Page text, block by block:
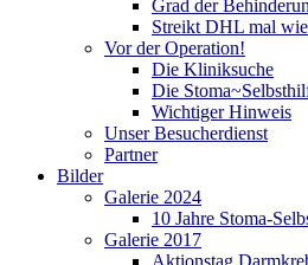
Grad der
Streikt DHL mal
Vor der Operation!
Die Kliniksuche
Die
Wichtiger Hinweis
Unser Besucherdienst
Partner
Bilder
Galerie 2024
10 Jahre Stoma-
Galerie 2017
Aktionstag